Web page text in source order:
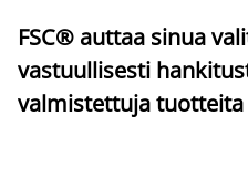
FSC® auttaa sinua
vastuullisesti
valmistettuja tuotteita